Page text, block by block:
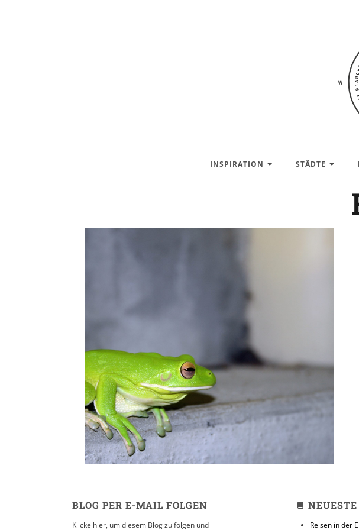
INSPIRATION STÄDTE
Cairns // Port Douglas // Great
Barrier Reef
30. AUGUST 2008
BLOG PER E-MAIL FOLGEN
Klicke hier, um diesem Blog zu folgen und Reisen in der